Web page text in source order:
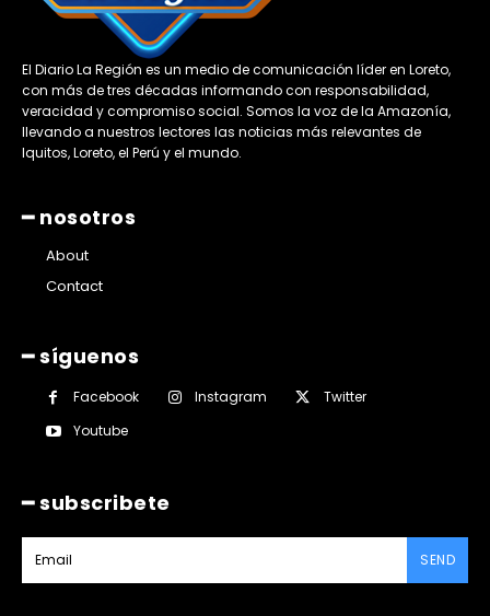
El Diario La Región es un medio de comunicación líder en Loreto,
con más de tres décadas informando con responsabilidad,
veracidad y compromiso social. Somos la voz de la Amazonía,
llevando a nuestros lectores las noticias más relevantes de
Iquitos, Loreto, el Perú y el mundo.
━ nosotros
About
Contact
━ síguenos
Facebook Instagram
Twitter
Youtube
━ subscribete
SEND